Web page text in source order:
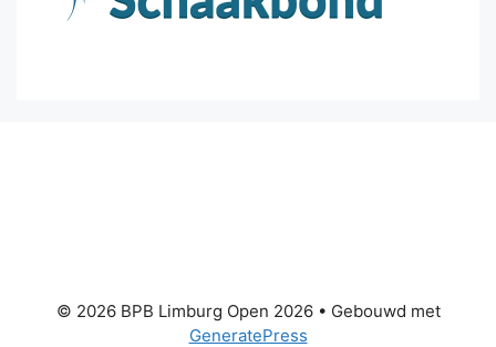
© 2026 BPB Limburg Open 2026• Gebouwd met
GeneratePress